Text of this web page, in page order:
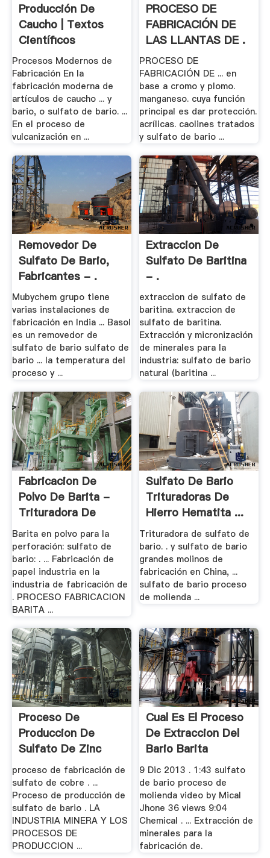
Producción De
Caucho | Textos
Científicos
Procesos Modernos de
Fabricación En la
fabricación moderna de
artículos de caucho ... y
bario, o sulfato de bario. ...
En el proceso de
vulcanización en ...
PROCESO DE
FABRICACIÓN DE
LAS LLANTAS DE .
PROCESO DE
FABRICACIÓN DE ... en
base a cromo y plomo.
manganeso. cuya función
principal es dar protección.
acrílicas. caolines tratados
y sulfato de bario ...
Removedor De
Sulfato De Bario,
Fabricantes - .
Mubychem grupo tiene
varias instalaciones de
fabricación en India ... Basol
es un removedor de
sulfato de bario sulfato de
bario ... la temperatura del
proceso y ...
Extraccion De
Sulfato De Baritina
- .
extraccion de sulfato de
baritina. extraccion de
sulfato de baritina.
Extracción y micronización
de minerales para la
industria: sulfato de bario
natural (baritina ...
Fabricacion De
Polvo De Barita -
Trituradora De
Cono
Barita en polvo para la
perforación: sulfato de
bario: . ... Fabricación de
papel industria en la
industria de fabricación de
. PROCESO FABRICACION
BARITA ...
Sulfato De Bario
Trituradoras De
Hierro Hematita ...
Trituradora de sulfato de
bario. . y sulfato de bario
grandes molinos de
fabricación en China, ...
sulfato de bario proceso
de molienda ...
Proceso De
Produccion De
Sulfato De Zinc
proceso de fabricación de
sulfato de cobre . ...
Proceso de producción de
sulfato de bario . LA
INDUSTRIA MINERA Y LOS
PROCESOS DE
PRODUCCION ...
Cual Es El Proceso
De Extraccion Del
Bario Barita
9 Dic 2013 . 1:43 sulfato
de bario proceso de
molienda video by Mical
Jhone 36 views 9:04
Chemical . ... Extracción de
minerales para la
fabricación de.